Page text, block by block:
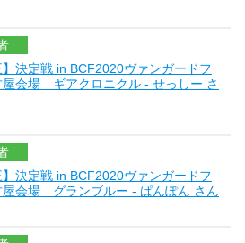
決定戦 in BCF2020ヴァンガードフ
屋会場 ギアクロニクル - せっしー さ
決定戦 in BCF2020ヴァンガードフ
屋会場 グランブルー - ぱんぽん さん